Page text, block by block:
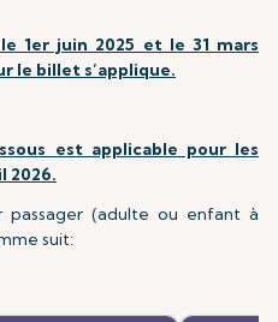
1er juin 2025 et le 31 mars
le billet s’applique.
est applicable pour les
2026.
passager (adulte ou enfant à
suit: